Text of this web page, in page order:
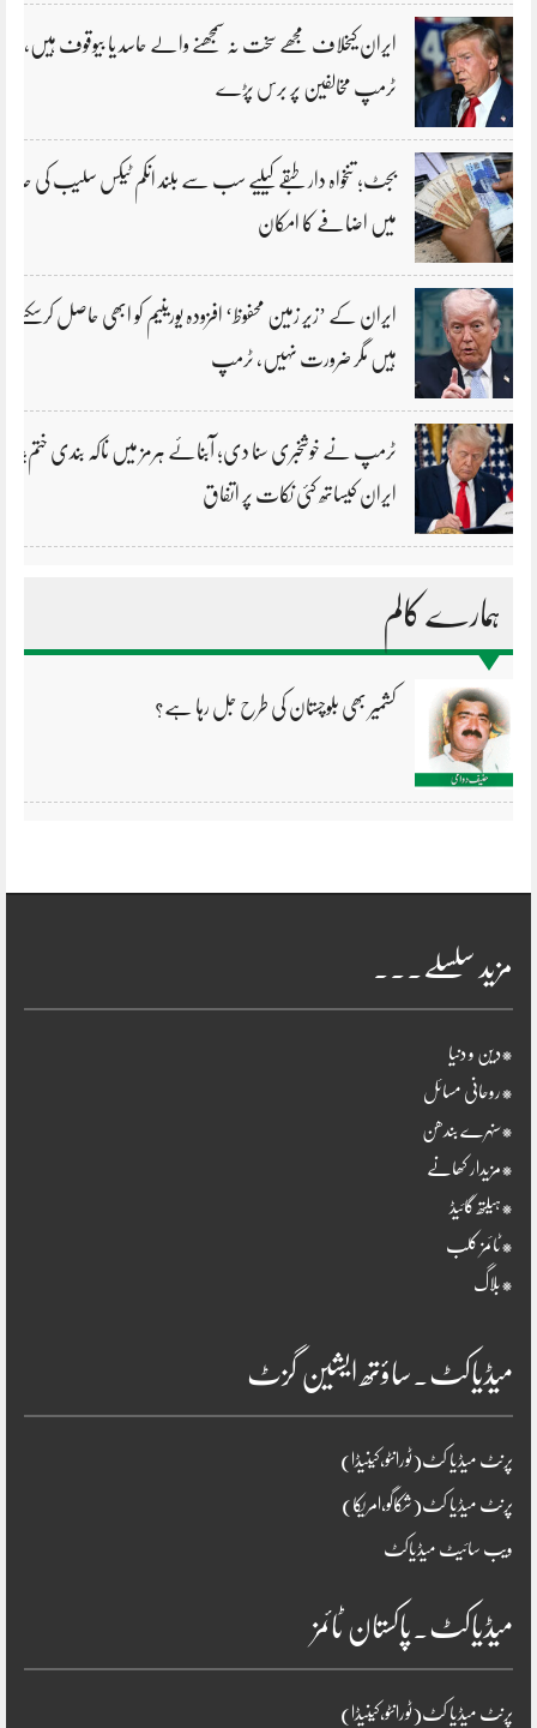
ایران کیخلاف مجھے سخت نہ سمجھنے والے حاسد یا بیوقوف ہیں،
ٹرمپ مخالفین پر برس پڑے
بجٹ؛ تنخواہ دار طبقے کیلیے سب سے بلند انکم ٹیکس سلیب کی حد
میں اضافے کا امکان
ایران کے ’زیر زمین محفوظ‘ افزودہ یورینیم کو ابھی حاصل کرسکتے
ہیں مگر ضرورت نہیں، ٹرمپ
ٹرمپ نے خوشخبری سنا دی؛ آبنائے ہرمز میں ناکہ بندی ختم؛
ایران کیساتھ کئی نکات پر اتفاق
ہمارے کالم
کشمیر بھی بلوچستان کی طرح جل رہا ہے؟
مزید سلسلے۔۔۔
*دین و دنیا
*روحانی مسائل
*سنہرے بندھن
*مزیدار کھانے
*ہیلتھ گائیڈ
*ٹائمز کلب
*بلاگ
میڈیاکٹ۔ساؤتھ ایشین گزٹ
پرنٹ میڈیا کٹ(ٹورانٹو،کینیڈا)
پرنٹ میڈیا کٹ(شکاگو،امریکا)
ویب سائیٹ میڈیاکٹ
میڈیاکٹ۔پاکستان ٹائمز
پرنٹ میڈیا کٹ(ٹورانٹو،کینیڈا)